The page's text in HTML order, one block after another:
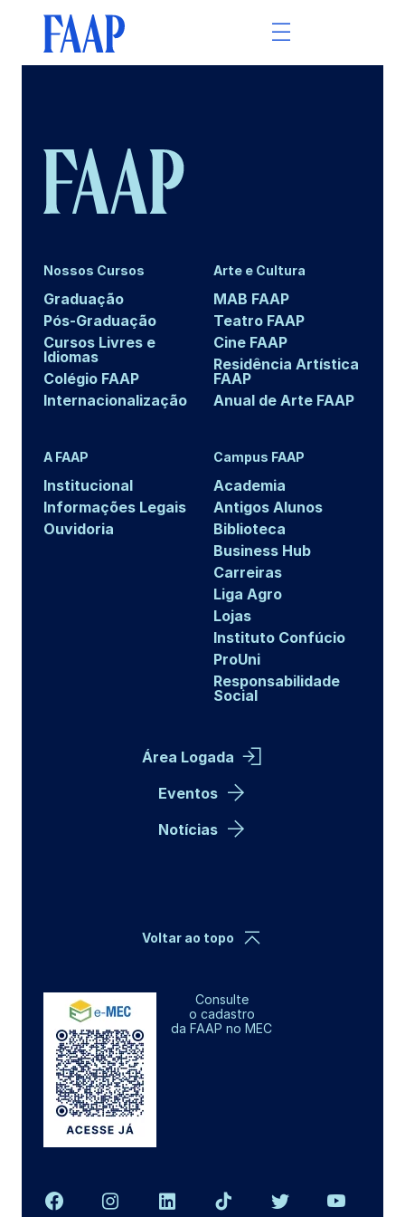
Nossos Cursos
Graduação
Pós-Graduação
Cursos Livres e
Idiomas
Colégio FAAP
Internacionalização
Arte e Cultura
MAB FAAP
Teatro FAAP
Cine FAAP
Residência Artística
FAAP
Anual de Arte FAAP
A FAAP
Institucional
Informações Legais
Ouvidoria
Campus FAAP
Academia
Antigos Alunos
Biblioteca
Business Hub
Carreiras
Liga Agro
Lojas
Instituto Confúcio
ProUni
Responsabilidade
Social
Área Logada
Eventos
Notícias
Consulte
o cadastro
da FAAP no MEC
Voltar ao topo